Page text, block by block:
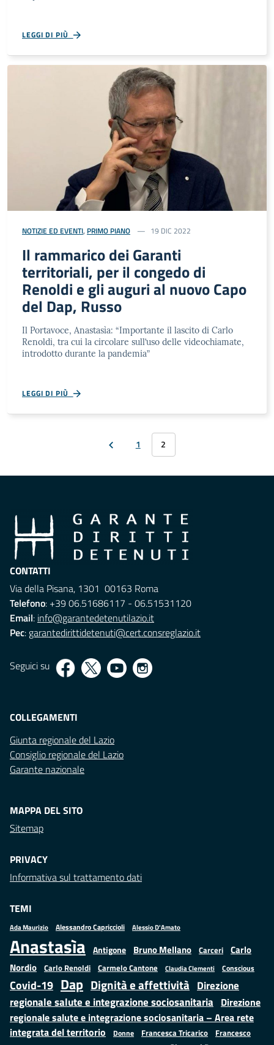
LEGGI DI PIÙ
NOTIZIE ED EVENTI, PRIMO PIANO 19 DIC 2022
Il rammarico dei Garanti
territoriali, per il congedo di
Renoldi e gli auguri al nuovo Capo
del Dap, Russo
Il Portavoce, Anastasìa: “Importante il lascito di Carlo
Renoldi, tra cui la circolare sull’uso delle videochiamate,
introdotto durante la pandemia”
LEGGI DI PIÙ
1 2
CONTATTI
Via della Pisana, 1301 00163 Roma
Telefono: +39 06.51686117 - 06.51531120
Email: info@garantedetenutilazio.it
Pec: garantedirittidetenuti@cert.consreglazio.it
Seguici su
COLLEGAMENTI
Giunta regionale del Lazio
Consiglio regionale del Lazio
Garante nazionale
MAPPA DEL SITO
Sitemap
PRIVACY
Informativa sul trattamento dati
TEMI
Ada Maurizio Alessandro Capriccioli Alessio D'Amato
Anastasìa Antigone Bruno Mellano Carceri
Carlo
Nordio Carlo Renoldi Carmelo Cantone Claudia Clementi Conscious
Covid-19 Dap Dignità e affettività Direzione
regionale salute e integrazione sociosanitaria Direzione
regionale salute e integrazione sociosanitaria – Area rete
integrata del territorio
Donne Francesca Tricarico
Francesco